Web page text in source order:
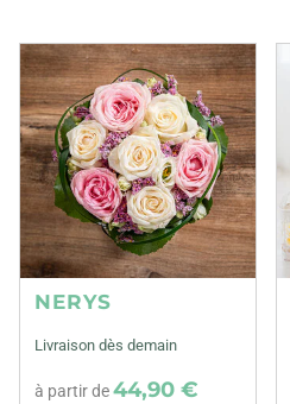
NERYS
Livraison dès demain
à partir de44,90 €